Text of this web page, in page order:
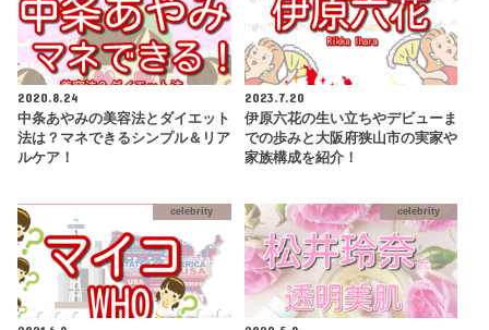
2020.8.24
中条あやみの美容法とダイエット
法は？マネできるシンプル＆リア
ルケア！
2023.7.20
伊原六花の生い立ちやデビューま
での歩みと大阪府狭山市の実家や
家族構成を紹介！
celebrity celebrity